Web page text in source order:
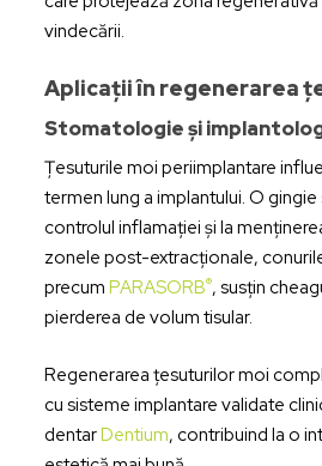
vindecării.
Aplicații în regenerarea
Stomatologie și
Țesuturile moi periimplantare
termen lung a implantului. O gingie
controlul inflamației și la
zonele post-extracționale,
precum PARASORB®, susțin
pierderea de volum tisular.
Regenerarea țesuturilor moi
cu sisteme implantare validate
dentarDentium, contribuind la o